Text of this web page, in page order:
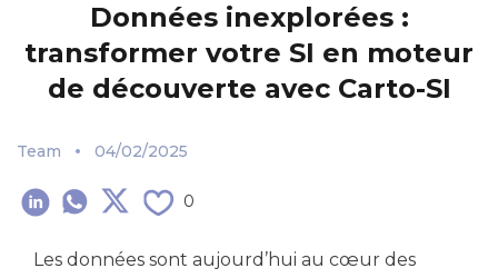
Données inexplorées :
transformer votre SI en moteur
de découverte avec Carto-SI
Team 04/02/2025
0
Les données sont aujourd’hui au cœur des